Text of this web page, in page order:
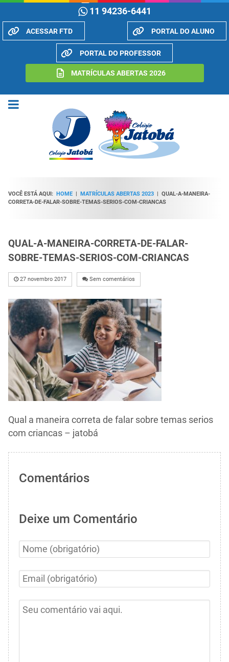
11 94236-6441
ACESSAR FTD PORTAL DO ALUNO
PORTAL DO PROFESSOR
MATRÍCULAS ABERTAS 2026
VOCÊ ESTÁ AQUI: HOME | MATRÍCULAS ABERTAS 2023 | QUAL-A-MANEIRA-
CORRETA-DE-FALAR-SOBRE-TEMAS-SERIOS-COM-CRIANCAS
QUAL-A-MANEIRA-CORRETA-DE-FALAR-
SOBRE-TEMAS-SERIOS-COM-CRIANCAS
27 novembro 2017 Sem comentários
Qual a maneira correta de falar sobre temas serios
com criancas – jatobá
Comentários
Deixe um Comentário